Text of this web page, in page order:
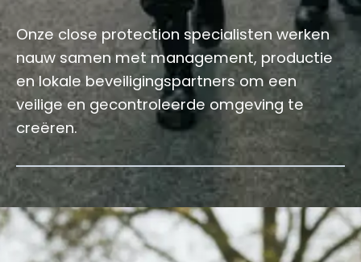
Onze close protection specialisten werken
nauw samen met management, productie
en lokale beveiligingspartners om een
veilige en gecontroleerde omgeving te
creëren.